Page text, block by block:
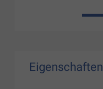
1
Eigenschaften